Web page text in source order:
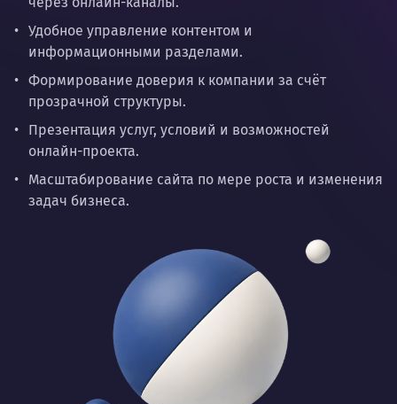
Удобное управление контентом и
информационными разделами.
Формирование доверия к компании за счёт
прозрачной структуры.
Презентация услуг, условий и возможностей
онлайн-проекта.
Масштабирование сайта по мере роста и изменения
задач бизнеса.